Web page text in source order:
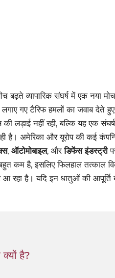
बढ़ते व्यापारिक संघर्ष में एक नया
लगाए गए टैरिफ हमलों का जवाब देते
की लड़ाई नहीं रही, बल्कि यह एक
है। अमेरिका और यूरोप की कई
, ऑटोमोबाइल, औरडिफेंस इंडस्ट्री
कम है, इसलिए फिलहाल तत्काल
रहा है। यदि इन धातुओं की आपूर्ति
है?